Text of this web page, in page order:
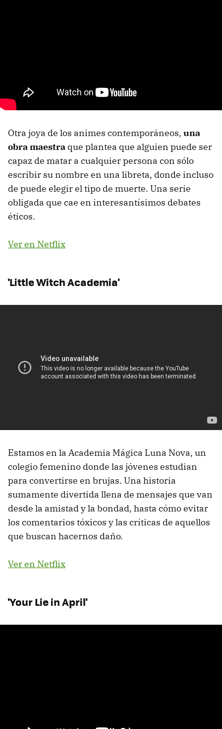
Otra joya de los animes contemporáneos, una
obra maestra que plantea que alguien puede ser
capaz de matar a cualquier persona con sólo
escribir su nombre en una libreta, donde incluso
de puede elegir el tipo de muerte. Una serie
obligada que cae en interesantísimos debates
éticos.
Ver en Netflix
'Little Witch Academia'
Estamos en la Academia Mágica Luna Nova, un
colegio femenino donde las jóvenes estudian
para convertirse en brujas. Una historia
sumamente divertida llena de mensajes que van
desde la amistad y la bondad, hasta cómo evitar
los comentarios tóxicos y las críticas de aquellos
que buscan hacernos daño.
Ver en Netflix
'Your Lie in April'